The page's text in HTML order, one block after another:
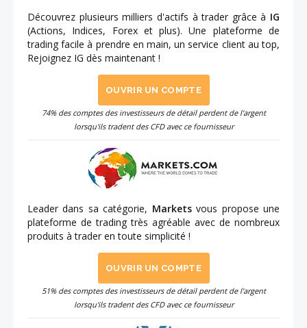
Découvrez plusieurs milliers d'actifs à trader grâce à IG
(Actions, Indices, Forex et plus). Une plateforme de
trading facile à prendre en main, un service client au top,
Rejoignez IG dès maintenant !
OUVRIR UN COMPTE
74% des comptes des investisseurs de détail perdent de l'argent
lorsqu'ils tradent des CFD avec ce fournisseur
Leader dans sa catégorie, Marketsvous propose une
plateforme de trading très agréable avec de nombreux
produits à trader en toute simplicité !
OUVRIR UN COMPTE
51% des comptes des investisseurs de détail perdent de l'argent
lorsqu'ils tradent des CFD avec ce fournisseur